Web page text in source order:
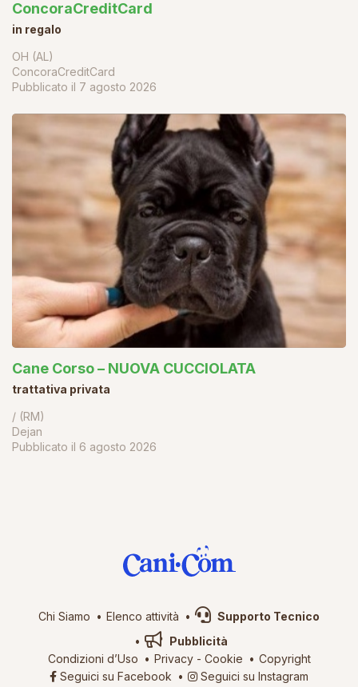
ConcoraCreditCard
in regalo
OH (AL)
ConcoraCreditCard
Pubblicato il 7 agosto 2026
Cane Corso – NUOVA CUCCIOLATA
trattativa privata
/ (RM)
Dejan
Pubblicato il 6 agosto 2026
Chi Siamo Elenco attività
Supporto Tecnico
Pubblicità
Condizioni d’Uso
Privacy- Cookie
Copyright
Seguici su Facebook
Seguici su Instagram